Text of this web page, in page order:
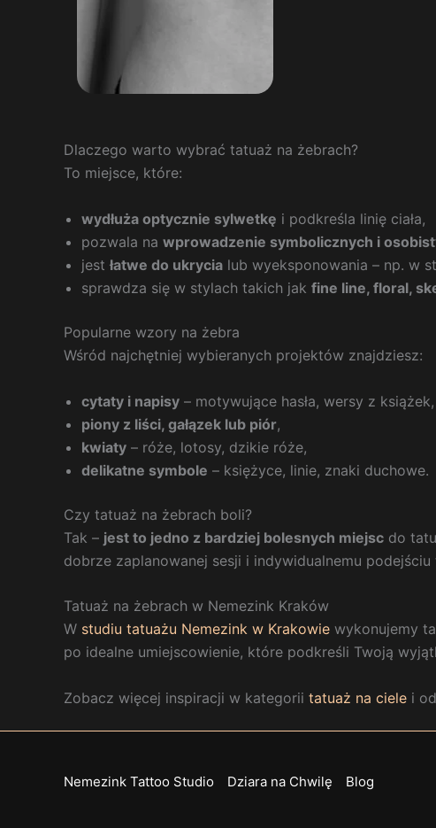
Dlaczego warto wybrać tatuaż na żebrach?
To miejsce, które:
wydłuża optycznie sylwetkę i podkreśla linię ciała,
pozwala na wprowadzenie symbolicznych i
jest łatwe do ukrycia lub wyeksponowania – np. w
sprawdza się w stylach takich jak fine line, floral,
Popularne wzory na żebra
Wśród najchętniej wybieranych projektów znajdziesz:
cytaty i napisy – motywujące hasła, wersy z
piony z liści, gałązek lub piór,
kwiaty – róże, lotosy, dzikie róże,
delikatne symbole – księżyce, linie, znaki duchowe.
Czy tatuaż na żebrach boli?
Tak – jest to jedno z bardziej bolesnych miejsc do
dobrze zaplanowanej sesji i indywidualnemu
Tatuaż na żebrach w Nemezink Kraków
W studiu tatuażu Nemezink w Krakowie wykonujemy
po idealne umiejscowienie, które podkreśli Twoją
Zobacz więcej inspiracji w kategorii tatuaż na ciele i
Nemezink Tattoo Studio Dziara na Chwilę Blog